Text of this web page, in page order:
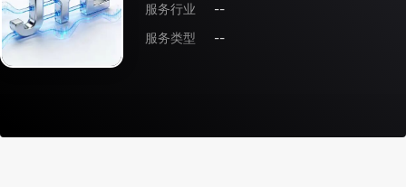
服务行业
--
服务类型
--